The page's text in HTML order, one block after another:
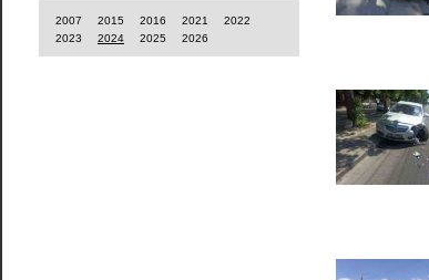
2007 2015 2016 2021
2022
2023
2024 2025 2026